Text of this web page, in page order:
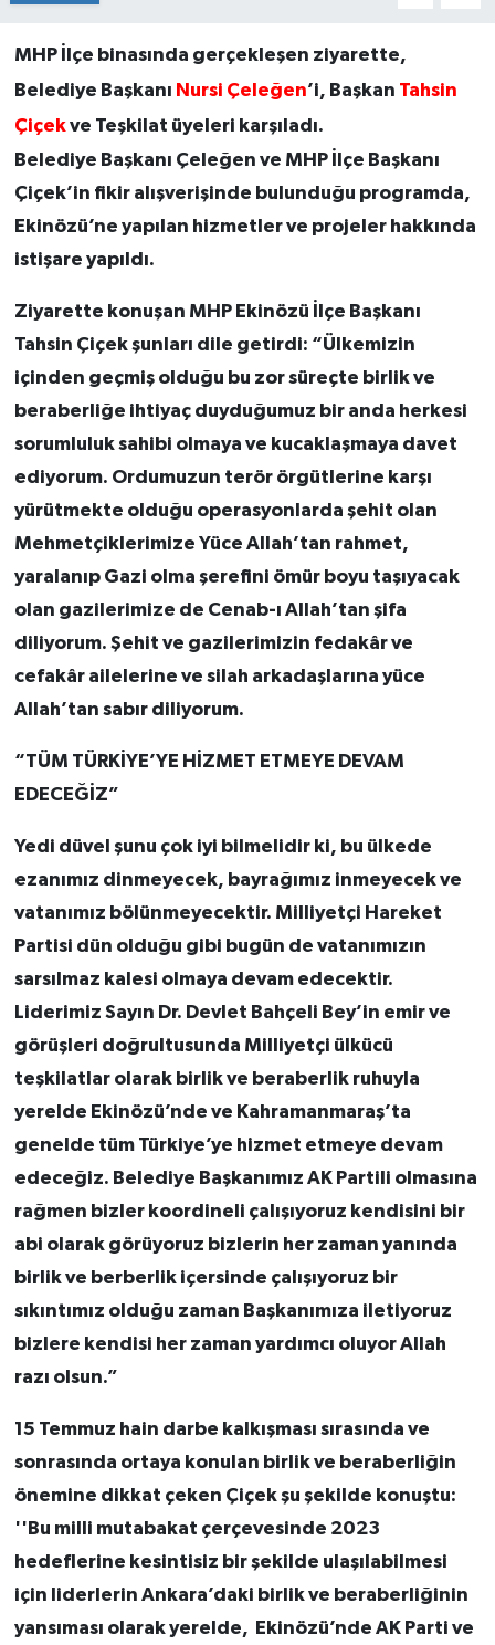
MHP İlçe binasında gerçekleşen ziyarette,
Belediye Başkanı Nursi Çeleğen’i, Başkan Tahsin
Çiçekve Teşkilat üyeleri karşıladı.
Belediye Başkanı Çeleğen ve MHP İlçe Başkanı
Çiçek’in fikir alışverişinde bulunduğu programda,
Ekinözü’ne yapılan hizmetler ve projeler hakkında
istişare yapıldı.
Ziyarette konuşan MHP Ekinözü İlçe Başkanı
Tahsin Çiçek şunları dile getirdi: “Ülkemizin
içinden geçmiş olduğu bu zor süreçte birlik ve
beraberliğe ihtiyaç duyduğumuz bir anda herkesi
sorumluluk sahibi olmaya ve kucaklaşmaya davet
ediyorum. Ordumuzun terör örgütlerine karşı
yürütmekte olduğu operasyonlarda şehit olan
Mehmetçiklerimize Yüce Allah’tan rahmet,
yaralanıp Gazi olma şerefini ömür boyu taşıyacak
olan gazilerimize de Cenab-ı Allah’tan şifa
diliyorum. Şehit ve gazilerimizin fedakâr ve
cefakâr ailelerine ve silah arkadaşlarına yüce
Allah’tan sabır diliyorum.
“TÜM TÜRKİYE’YE HİZMET ETMEYE DEVAM
EDECEĞİZ”
Yedi düvel şunu çok iyi bilmelidir ki, bu ülkede
ezanımız dinmeyecek, bayrağımız inmeyecek ve
vatanımız bölünmeyecektir. Milliyetçi Hareket
Partisi dün olduğu gibi bugün de vatanımızın
sarsılmaz kalesi olmaya devam edecektir.
Liderimiz Sayın Dr. Devlet Bahçeli Bey’in emir ve
görüşleri doğrultusunda Milliyetçi ülkücü
teşkilatlar olarak birlik ve beraberlik ruhuyla
yerelde Ekinözü’nde ve Kahramanmaraş’ta
genelde tüm Türkiye’ye hizmet etmeye devam
edeceğiz. Belediye Başkanımız AK Partili olmasına
rağmen bizler koordineli çalışıyoruz kendisini bir
abi olarak görüyoruz bizlerin her zaman yanında
birlik ve berberlik içersinde çalışıyoruz bir
sıkıntımız olduğu zaman Başkanımıza iletiyoruz
bizlere kendisi her zaman yardımcı oluyor Allah
razı olsun.”
15 Temmuz hain darbe kalkışması sırasında ve
sonrasında ortaya konulan birlik ve beraberliğin
önemine dikkat çeken Çiçek şu şekilde konuştu:
''Bu milli mutabakat çerçevesinde 2023
hedeflerine kesintisiz bir şekilde ulaşılabilmesi
için liderlerin Ankara’daki birlik ve beraberliğinin
yansıması olarak yerelde, Ekinözü’nde AK Parti ve